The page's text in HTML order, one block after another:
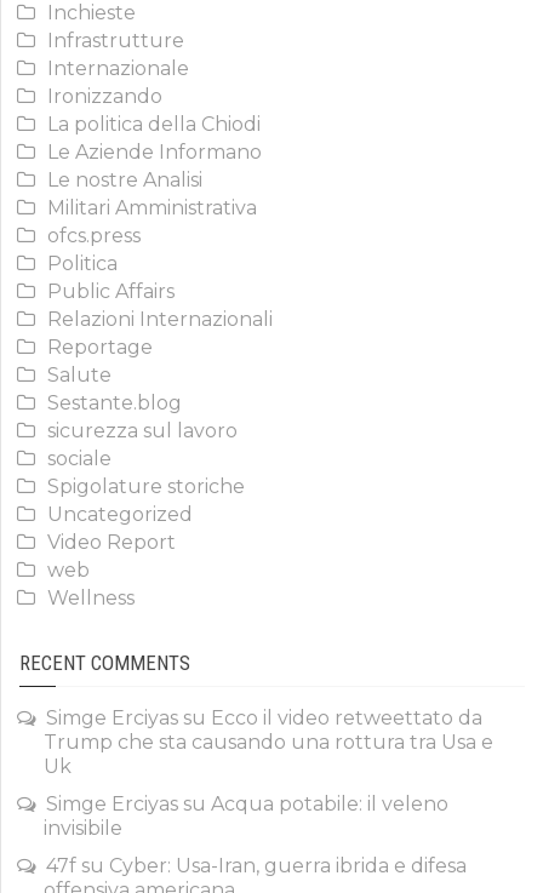
Inchieste
Infrastrutture
Internazionale
Ironizzando
La politica della Chiodi
Le Aziende Informano
Le nostre Analisi
Militari Amministrativa
ofcs.press
Politica
Public Affairs
Relazioni Internazionali
Reportage
Salute
Sestante.blog
sicurezza sul lavoro
sociale
Spigolature storiche
Uncategorized
Video Report
web
Wellness
RECENT COMMENTS
Simge Erciyas su Ecco il video retweettato da
Trump che sta causando una rottura tra Usa e
Uk
Simge Erciyas su Acqua potabile: il veleno
invisibile
47f su Cyber: Usa-Iran, guerra ibrida e difesa